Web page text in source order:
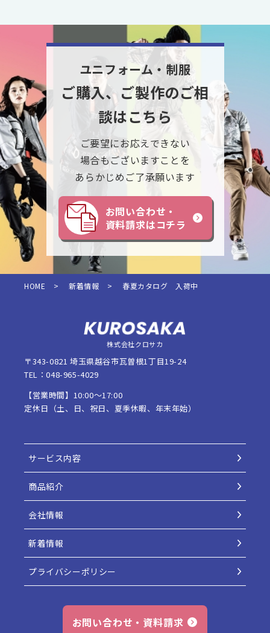
ユニフォーム・制服
ご購入、ご製作のご相
談はこちら
ご要望にお応えできない
場合もございますことを
あらかじめご了承願います
お問い合わせ・
資料請求はコチラ
HOME > 新着情報 > 春夏カタログ 入荷中
株式会社クロサカ
〒343-0821 埼玉県越谷市瓦曽根1丁目19-24
TEL：048-965-4029
【営業時間】10:00〜17:00
定休日（土、日、祝日、夏季休暇、年末年始）
サービス内容
商品紹介
会社情報
新着情報
プライバシーポリシー
お問い合わせ・資料請求